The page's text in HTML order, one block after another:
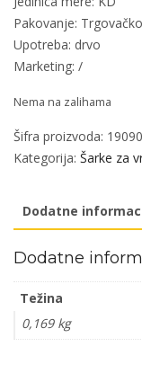
Pakovanje:
Upotreba: drvo
Marketing: /
Nema na zalihama
Šifra proizvoda:
Kategorija: Šarke za
Dodatne
Dodatne
Težina
0,169 kg